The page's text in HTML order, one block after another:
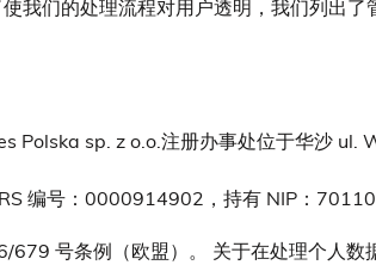
我们的处理流程对用户透明，我们列出
Polska sp. z o.o.注册办事处位于华沙
编号：0000914902，持有 NIP：
号条例（欧盟）。 关于在处理个人数